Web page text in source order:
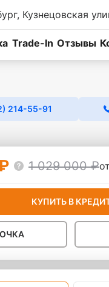
Кузнецовская
Trade-In Отзывы
214-55-91
1 029 000 ₽
КУПИТЬ В